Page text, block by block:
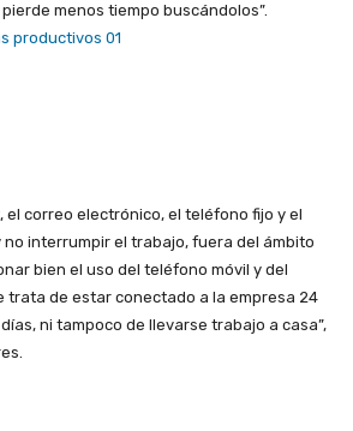
menos tiempo buscándolos”.
correo electrónico, el teléfono fijo y el
no interrumpir el trabajo, fuera del ámbito
bien el uso del teléfono móvil y del
trata de estar conectado a la empresa 24
ni tampoco de llevarse trabajo a casa”,